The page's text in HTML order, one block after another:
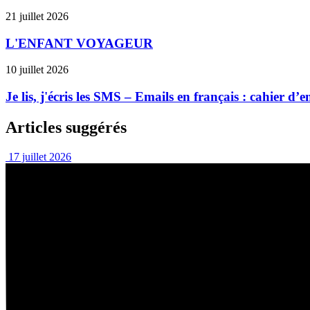
21 juillet 2026
L'ENFANT VOYAGEUR
10 juillet 2026
Je lis, j'écris les SMS – Emails en français : cahier
Articles suggérés
17 juillet 2026